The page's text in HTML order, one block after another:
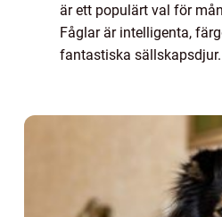
är ett populärt val för
Fåglar är intelligenta,
fantastiska